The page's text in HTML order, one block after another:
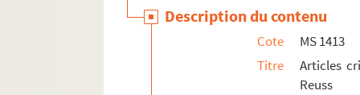
MS 1417. Critiques de mes travaux ou
Description du contenu
Cote
MS 1413
Titre
Articles
Reuss